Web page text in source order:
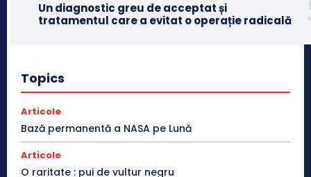
Un diagnostic greu de acceptat și
tratamentul care a evitat o operație radicală
Topics
Articole
Bază permanentă a NASA pe Lună
Articole
O raritate : pui de vultur negru